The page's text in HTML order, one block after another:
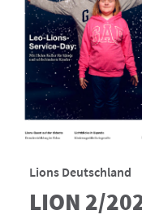
Lions Deutschland
LION 2/